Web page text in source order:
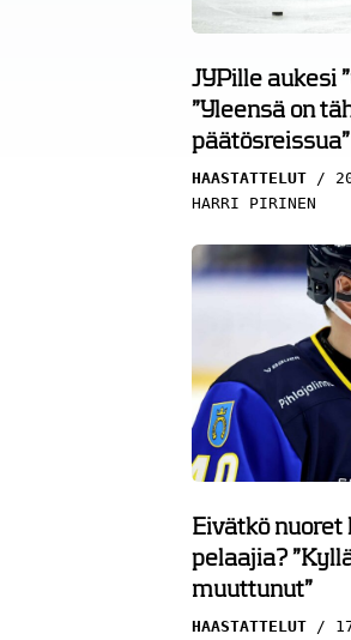
JYPille aukesi
”Yleensä on
päätösreissua”
HAASTATTELUT
HARRI PIRINEN
Eivätkö
pelaajia?
muuttunut”
HAASTATTELUT